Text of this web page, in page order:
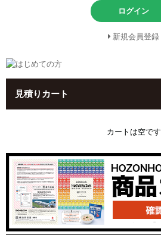
ログイン
新規会員登録
見積りカート
カートは空です